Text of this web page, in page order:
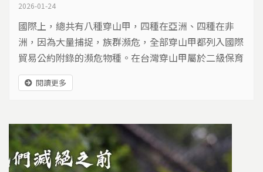
2026-01-24
國際上，總共有八種穿山甲，四種在亞洲、四種在非
洲，因為大量捕捉，族群瀕危，全部穿山甲都列入國際
貿易公約附錄的瀕危物種。在台灣穿山甲屬於二級保育
類野生動物，從過去的神秘不認識，到現今解開生態面
紗，一群人的長期努力，讓穿山甲成為社區的保育動
閱讀更多